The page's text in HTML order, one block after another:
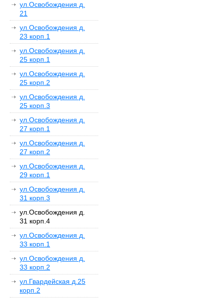
ул.Освобождения д.
21
ул.Освобождения д.
23 корп.1
ул.Освобождения д.
25 корп.1
ул.Освобождения д.
25 корп.2
ул.Освобождения д.
25 корп.3
ул.Освобождения д.
27 корп.1
ул.Освобождения д.
27 корп.2
ул.Освобождения д.
29 корп.1
ул.Освобождения д.
31 корп.3
ул.Освобождения д.
31 корп.4
ул.Освобождения д.
33 корп.1
ул.Освобождения д.
33 корп.2
ул.Гвардейская д.25
корп.2